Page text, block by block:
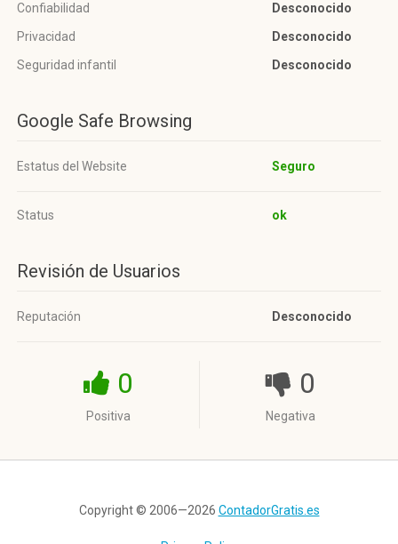
Confiabilidad
Desconocido
Privacidad
Desconocido
Seguridad infantil
Desconocido
Google Safe Browsing
Estatus del Website Seguro
Status ok
Revisión de Usuarios
Reputación Desconocido
0
Positiva
0
Negativa
Copyright © 2006—2026 ContadorGratis.es